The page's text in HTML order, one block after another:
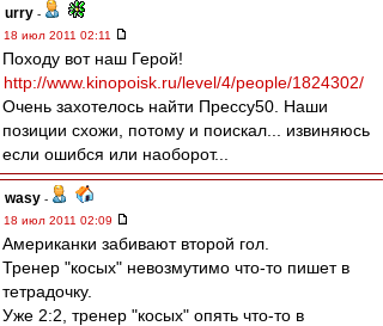
urry -
18 июл 2011 02:11
Походу вот наш Герой!
http://www.kinopoisk.ru/level/4/people/1824302/
Очень захотелось найти Прессу50. Наши
позиции схожи, потому и поискал... извиняюсь
если ошибся или наоборот...
wasy -
18 июл 2011 02:09
Американки забивают второй гол.
Тренер "косых" невозмутимо что-то пишет в
тетрадочку.
Уже 2:2, тренер "косых" опять что-то в